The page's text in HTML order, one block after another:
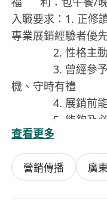
入職要求：1. 正修
專業展銷經驗者優
2. 性格主動、
3. 曾經參予銷
機、守時有禮
4. 展銷前能流
5. 能夠及必
職前培訓：2026年7
1. 必需出
3. 完成培訓後
查看更多
營銷傳播 廣